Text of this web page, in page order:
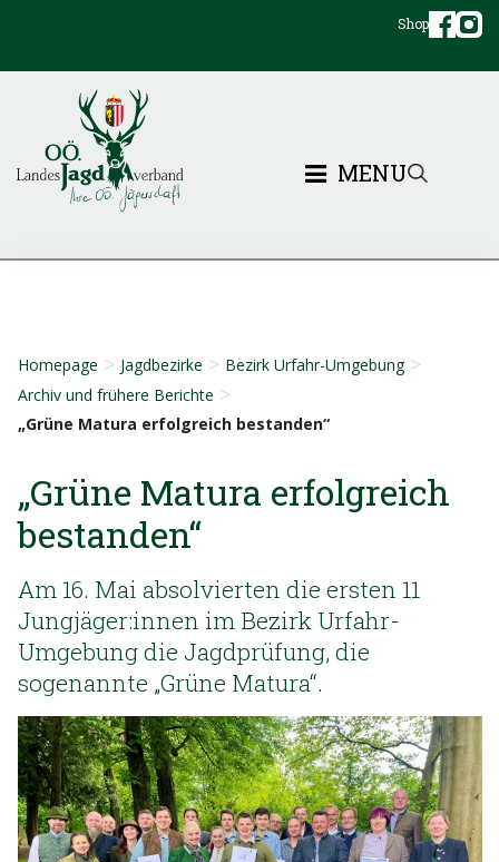
Shop
MENU
Homepage > Jagdbezirke > Bezirk Urfahr-Umgebung >
Archiv und frühere Berichte >
„Grüne Matura erfolgreich bestanden“
„Grüne Matura erfolgreich
bestanden“
Am 16. Mai absolvierten die ersten 11
Jungjäger:innen im Bezirk Urfahr-
Umgebung die Jagdprüfung, die
sogenannte „Grüne Matura“.